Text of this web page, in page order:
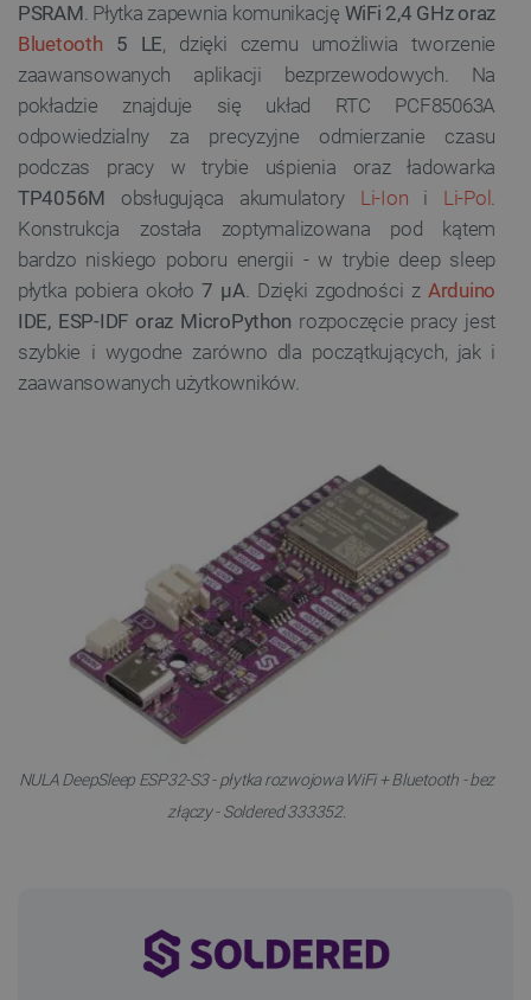
PSRAM. Płytka zapewnia komunikację WiFi 2,4 GHz oraz
Bluetooth 5 LE, dzięki czemu umożliwia tworzenie
zaawansowanych aplikacji bezprzewodowych. Na
pokładzie znajduje się układ RTC PCF85063A
odpowiedzialny za precyzyjne odmierzanie czasu
podczas pracy w trybie uśpienia oraz ładowarka
TP4056M obsługująca akumulatory Li-Ion i Li-Pol .
Konstrukcja została zoptymalizowana pod kątem
bardzo niskiego poboru energii - w trybie deep sleep
płytka pobiera około7 µA. Dzięki zgodności z Arduino
IDE, ESP-IDF oraz MicroPython rozpoczęcie pracy jest
szybkie i wygodne zarówno dla początkujących, jak i
zaawansowanych użytkowników.
NULA DeepSleep ESP32-S3 - płytka rozwojowa WiFi + Bluetooth - bez
złączy - Soldered 333352.